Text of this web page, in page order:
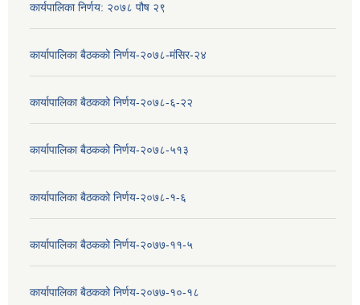
कार्यपालिका निर्णय: २०७८ पौष २९
कार्यापालिका बैठकको निर्णय-२०७८-मंसिर-२४
कार्यापालिका बैठकको निर्णय-२०७८-६-२२
कार्यापालिका बैठकको निर्णय-२०७८-५१३
कार्यापालिका बैठकको निर्णय-२०७८-१-६
कार्यापालिका बैठकको निर्णय-२०७७-११-५
कार्यापालिका बैठकको निर्णय-२०७७-१०-१८